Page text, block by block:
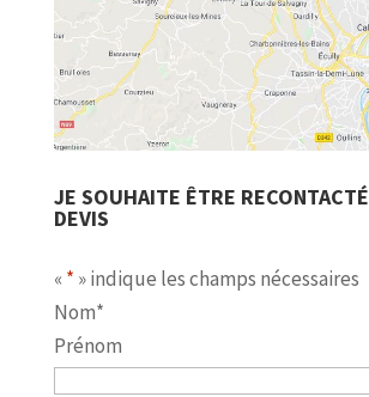
JE SOUHAITE ÊTRE
DEVIS
«* » indique les champs nécessaires
Nom*
Prénom